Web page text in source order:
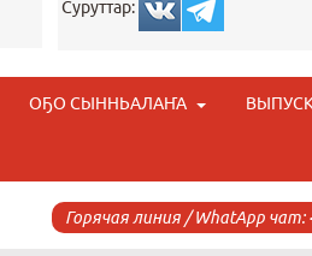
Суруттар:
ОҔО СЫННЬАЛАҤА
Горячая линия / WhatApp чат: